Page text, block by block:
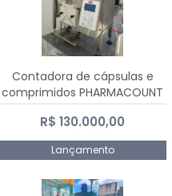
Contadora de cápsulas e
comprimidos PHARMACOUNT
- 2-2R3
R$ 130.000,00
Lançamento